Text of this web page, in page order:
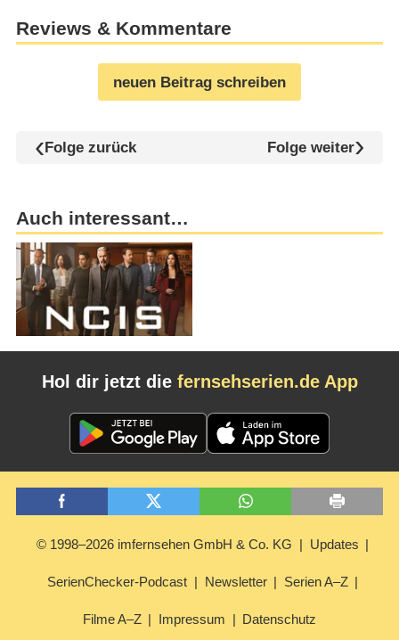
Reviews & Kommentare
neuen Beitrag schreiben
Folge zurück Folge weiter
Auch interessant…
Hol dir jetzt die fernsehserien.de App
© 1998–2026 imfernsehen GmbH & Co. KG Updates
SerienChecker-Podcast Newsletter Serien A–Z
Filme A–Z Impressum Datenschutz